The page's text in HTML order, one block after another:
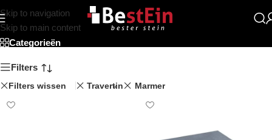
Skip to navigation
Skip to main content
Beststein
Categorieën
Filters
Filters wissen Travertin Marmer